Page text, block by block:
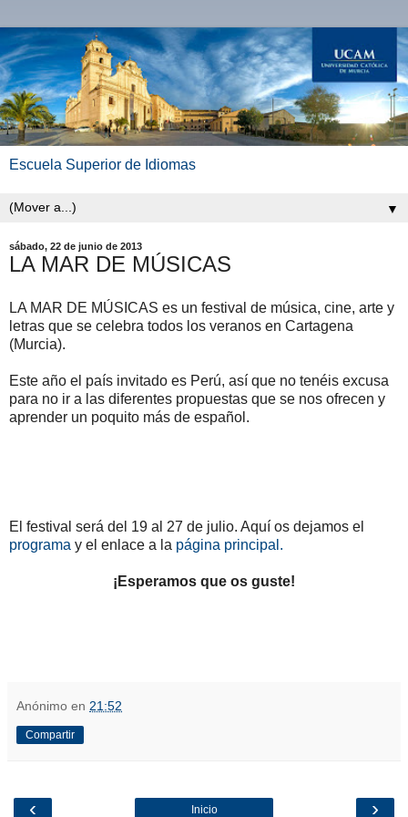
Escuela Superior de Idiomas
▼
sábado, 22 de junio de 2013
LA MAR DE MÚSICAS
LA MAR DE MÚSICAS es un festival de música, cine, arte y
letras que se celebra todos los veranos en Cartagena
(Murcia).
Este año el país invitado es Perú, así que no tenéis excusa
para no ir a las diferentes propuestas que se nos ofrecen y
aprender un poquito más de español.
El festival será del 19 al 27 de julio. Aquí os dejamos el
programa y el enlace a la página principal.
¡Esperamos que os guste!
Anónimo en 21:52
Compartir
‹ ›
Inicio